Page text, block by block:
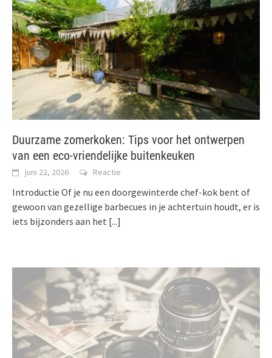
Duurzame zomerkoken: Tips voor het ontwerpen
van een eco-vriendelijke buitenkeuken
juni 22, 2026 Reactie
Introductie Of je nu een doorgewinterde chef-kok bent of
gewoon van gezellige barbecues in je achtertuin houdt, er is
iets bijzonders aan het [...]